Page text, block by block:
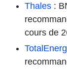
Thales :
cours de